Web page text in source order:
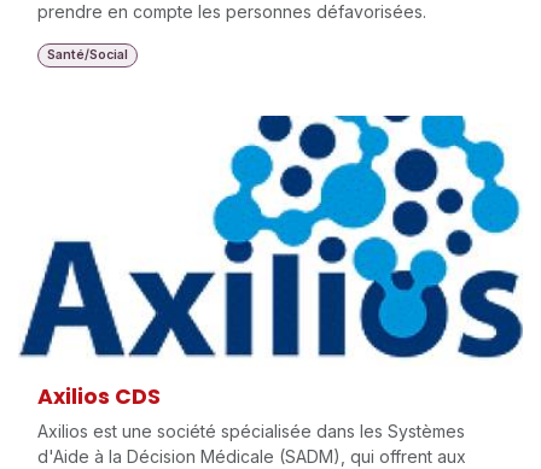
prendre en compte les personnes défavorisées.
Santé/Social
Axilios CDS
Axilios est une société spécialisée dans les Systèmes
d'Aide à la Décision Médicale (SADM), qui offrent aux